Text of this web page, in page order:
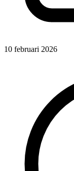
10 februari 2026